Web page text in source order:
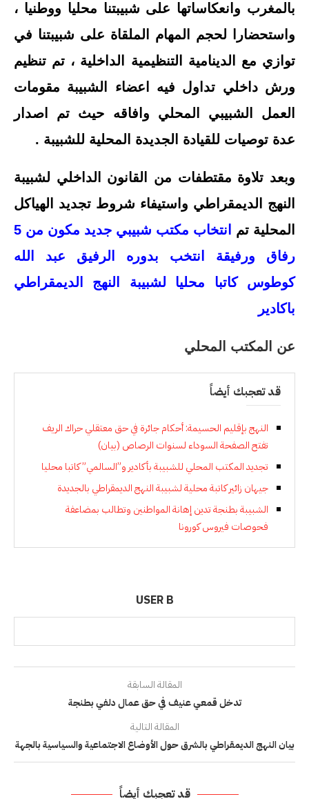
بالمغرب وانعكاساتها على شبيبتنا محليا ووطنيا ،
واستحضارا لحجم المهام الملقاة على شبيبتنا في
توازي مع الدينامية التنظيمية الداخلية ، تم تنظيم
ورش داخلي تداول فيه اعضاء الشبيبة مقومات
العمل الشبيبي المحلي وافاقه حيث تم اصدار
عدة توصيات للقيادة الجديدة المحلية للشبيبة .
وبعد تلاوة مقتطفات من القانون الداخلي لشبيبة
النهج الديمقراطي واستيفاء شروط تجديد الهياكل
المحلية تم
انتخاب مكتب شبيبي جديد مكون من 5
رفاق ورفيقة انتخب بدوره الرفيق عبد الله
كوطوس كاتبا محليا لشبيبة النهج الديمقراطي
باكادير
عن المكتب المحلي
قد تعجبك أيضاً
النهج بإقليم الحسيمة: أحكام جائرة في حق معتقلي حراك الريف
تفتح الصفحة السوداء لسنوات الرصاص (بيان)
تجديد المكتب المحلي للشبيبة بأكادير و”السالمي” كاتبا محليا
جيهان زائير كاتبة محلية لشبيبة النهج الديمقراطي بالجديدة
الشبيبة بطنجة تدين إهانة المواطنين وتطالب بمضاعفة
فحوصات فيروس كورونا
USER B
المقالة السابقة
تدخل قمعي عنيف في حق عمال دلفي بطنجة
المقالة التالية
بيان النهج الديمقراطي بالشرق حول الأوضاع الاجتماعية والسياسية بالجهة
قد تعجبك أيضاً